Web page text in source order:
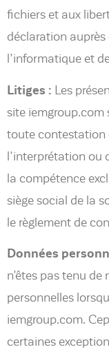
fichiers et aux
déclaration
l’informatique et
Litiges : Les
site iemgroup.com
toute contestation
l’interprétation ou
la compétence
siège social de la
le règlement de
Données
n’êtes pas tenu
personnelles
iemgroup.com.
certaines